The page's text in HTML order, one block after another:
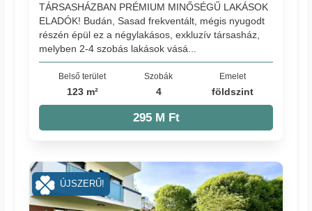
TÁRSASHÁZBAN PRÉMIUM MINŐSÉGŰ LAKÁSOK
ELADÓK! Budán, Sasad frekventált, mégis nyugodt
részén épül ez a négylakásos, exkluzív társasház,
melyben 2-4 szobás lakások vásá...
Belső terület
123 m²
Szobák
4
Emelet
földszint
295 M Ft
ÚJSZERŰ!